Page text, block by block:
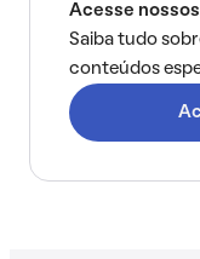
Acesse
Saiba tudo
conteúdos